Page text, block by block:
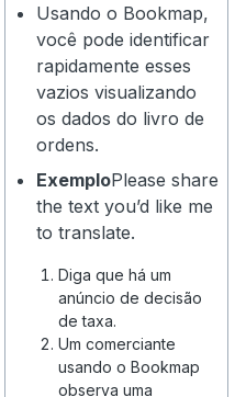
Usando o Bookmap,
você pode identificar
rapidamente esses
vazios visualizando
os dados do livro de
ordens.
ExemploPlease share
the text you’d like me
to translate.
Diga que há um
anúncio de decisão
de taxa.
Um comerciante
usando o Bookmap
observa uma